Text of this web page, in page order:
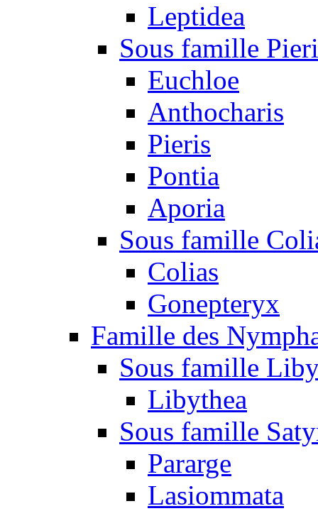
Leptidea
Sous famille
Euchloe
Anthocharis
Pieris
Pontia
Aporia
Sous famille
Colias
Gonepteryx
Famille des
Sous famille
Libythea
Sous famille
Pararge
Lasiommata